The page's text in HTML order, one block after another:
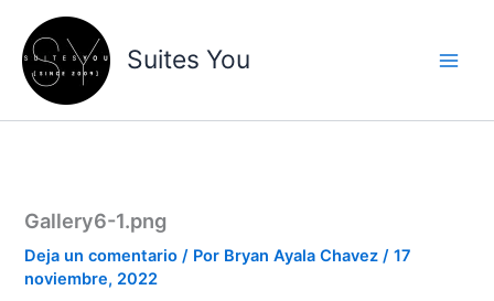
contenido
contenido
Suites You
Gallery6-1.png
Deja un comentario / Por Bryan Ayala Chavez/17
noviembre, 2022